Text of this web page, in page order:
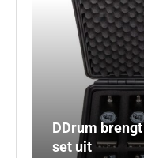
DDrum
set uit